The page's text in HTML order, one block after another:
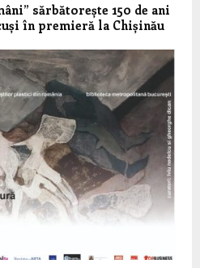
sărbătorește 150 de ani
în premieră la Chișinău